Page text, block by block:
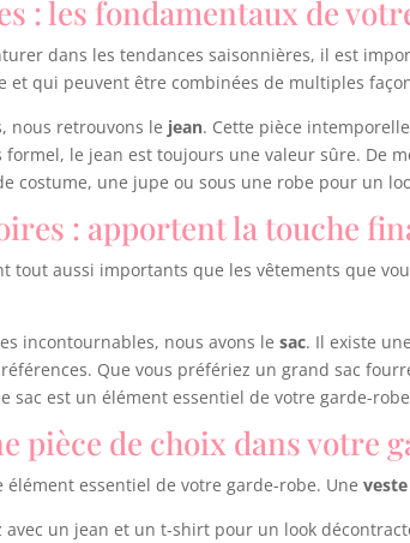
: les fondamentaux de
dans les tendances saisonnières, il est
et qui peuvent être combinées de multiples
nous retrouvons le jean. Cette pièce
formel, le jean est toujours une valeur sûre. De
costume, une jupe ou sous une robe pour un
: apportent la touche
tout aussi importants que les vêtements que
incontournables, nous avons lesac. Il existe
Que vous préfériez un grand sac
sac est un élément essentiel de votre garde-
pièce de choix dans votre
élément essentiel de votre garde-robe. Une
avec un jean et un t-shirt pour un look